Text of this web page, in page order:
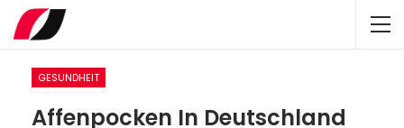
GESUNDHEIT
Affenpocken In Deutschland